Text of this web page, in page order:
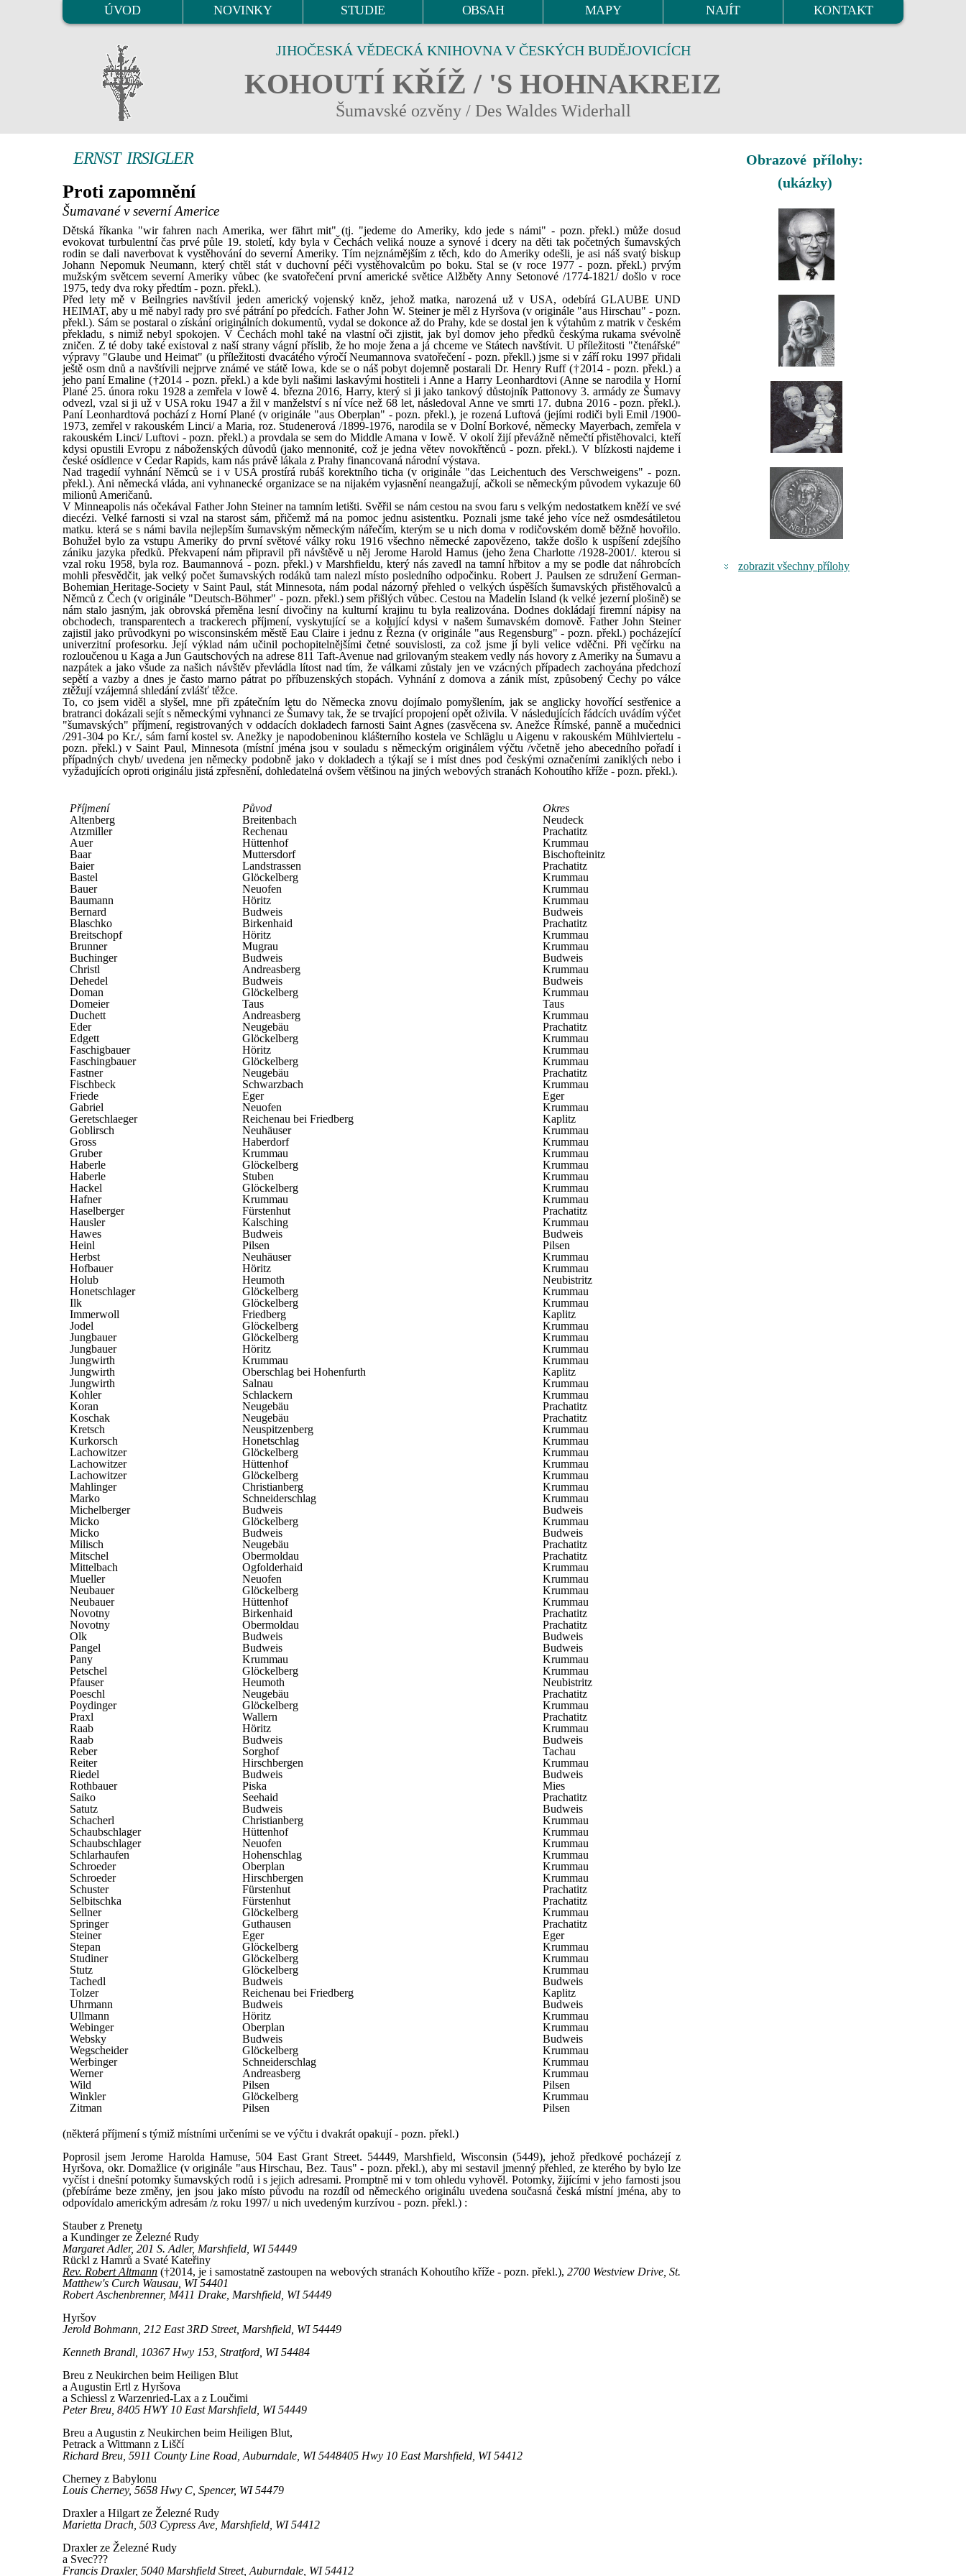
ÚVOD NOVINKY STUDIE OBSAH MAPY NAJÍT KONTAKT
JIHOČESKÁ VĚDECKÁ KNIHOVNA V ČESKÝCH BUDĚJOVICÍCH
KOHOUTÍ KŘÍŽ / 'S HOHNAKREIZ
Šumavské ozvěny / Des Waldes Widerhall
ERNST IRSIGLER
Proti zapomnění
Šumavané v severní Americe
Dětská říkanka "wir fahren nach Amerika, wer fährt mit" (tj. "jedeme do Ameriky, kdo jede s námi" - pozn. překl.) může dosud
evokovat turbulentní čas prvé půle 19. století, kdy byla v Čechách veliká nouze a synové i dcery na děti tak početných šumavských
rodin se dali naverbovat k vystěhování do severní Ameriky. Tím nejznámějším z těch, kdo do Ameriky odešli, je asi náš svatý biskup
Johann Nepomuk Neumann, který chtěl stát v duchovní péči vystěhovalcům po boku. Stal se (v roce 1977 - pozn. překl.) prvým
mužským světcem severní Ameriky vůbec (ke svatořečení první americké světice Alžběty Anny Setonové /1774-1821/ došlo v roce
1975, tedy dva roky předtím - pozn. překl.).
Před lety mě v Beilngries navštívil jeden americký vojenský kněz, jehož matka, narozená už v USA, odebírá GLAUBE UND
HEIMAT, aby u mě nabyl rady pro své pátrání po předcích. Father John W. Steiner je měl z Hyršova (v originále "aus Hirschau" - pozn.
překl.). Sám se postaral o získání originálních dokumentů, vydal se dokonce až do Prahy, kde se dostal jen k výtahům z matrik v českém
překladu, s nimiž nebyl spokojen. V Čechách mohl také na vlastní oči zjistit, jak byl domov jeho předků českýma rukama svévolně
zničen. Z té doby také existoval z naší strany vágní příslib, že ho moje žena a já chceme ve Státech navštívit. U příležitosti "čtenářské"
výpravy "Glaube und Heimat" (u příležitosti dvacátého výročí Neumannova svatořečení - pozn. překll.) jsme si v září roku 1997 přidali
ještě osm dnů a navštívili nejprve známé ve státě Iowa, kde se o náš pobyt dojemně postarali Dr. Henry Ruff (†2014 - pozn. překl.) a
jeho paní Emaline (†2014 - pozn. překl.) a kde byli našimi laskavými hostiteli i Anne a Harry Leonhardtovi (Anne se narodila v Horní
Plané 25. února roku 1928 a zemřela v Iowě 4. března 2016, Harry, který si ji jako tankový důstojník Pattonovy 3. armády ze Šumavy
odvezl, vzal si ji už v USA roku 1947 a žil v manželství s ní více než 68 let, následoval Anne ve smrti 17. dubna 2016 - pozn. překl.).
Paní Leonhardtová pochází z Horní Plané (v originále "aus Oberplan" - pozn. překl.), je rozená Luftová (jejími rodiči byli Emil /1900-
1973, zemřel v rakouském Linci/ a Maria, roz. Studenerová /1899-1976, narodila se v Dolní Borkové, německy Mayerbach, zemřela v
rakouském Linci/ Luftovi - pozn. překl.) a provdala se sem do Middle Amana v Iowě. V okolí žijí převážně němečtí přistěhovalci, kteří
kdysi opustili Evropu z náboženských důvodů (jako mennonité, což je jedna větev novokřtěnců - pozn. překl.). V blízkosti najdeme i
české osídlence v Cedar Rapids, kam nás právě lákala z Prahy financovaná národní výstava.
Nad tragedií vyhnání Němců se i v USA prostírá rubáš korektního ticha (v originále "das Leichentuch des Verschweigens" - pozn.
překl.). Ani německá vláda, ani vyhnanecké organizace se na nijakém vyjasnění neangažují, ačkoli se německým původem vykazuje 60
milionů Američanů.
V Minneapolis nás očekával Father John Steiner na tamním letišti. Svěřil se nám cestou na svou faru s velkým nedostatkem kněží ve své
diecézi. Velké farnosti si vzal na starost sám, přičemž má na pomoc jednu asistentku. Poznali jsme také jeho více než osmdesátiletou
matku. která se s námi bavila nejlepším šumavským německým nářečím, kterým se u nich doma v rodičovském domě běžně hovořilo.
Bohužel bylo za vstupu Ameriky do první světové války roku 1916 všechno německé zapovězeno, takže došlo k uspíšení zdejšího
zániku jazyka předků. Překvapení nám připravil při návštěvě u něj Jerome Harold Hamus (jeho žena Charlotte /1928-2001/. kterou si
vzal roku 1958, byla roz. Baumannová - pozn. překl.) v Marshfieldu, který nás zavedl na tamní hřbitov a my se podle dat náhrobcích
mohli přesvědčit, jak velký počet šumavských rodáků tam nalezl místo posledního odpočinku. Robert J. Paulsen ze sdružení German-
Bohemian Heritage-Society v Saint Paul, stát Minnesota, nám podal názorný přehled o velkých úspěších šumavských přistěhovalců a
Němců z Čech (v originále "Deutsch-Böhmer" - pozn. překl.) sem přišlých vůbec. Cestou na Madelin Island (k velké jezerní plošině) se
nám stalo jasným, jak obrovská přeměna lesní divočiny na kulturní krajinu tu byla realizována. Dodnes dokládají firemní nápisy na
obchodech, transparentech a trackerech příjmení, vyskytující se a kolující kdysi v našem šumavském domově. Father John Steiner
zajistil jako průvodkyni po wisconsinském městě Eau Claire i jednu z Řezna (v originále "aus Regensburg" - pozn. překl.) pocházející
univerzitní profesorku. Její výklad nám učinil pochopitelnějšími četné souvislosti, za což jsme jí byli velice vděčni. Při večírku na
rozloučenou u Kaga a Jun Gautschových na adrese 811 Taft-Avenue nad grilovaným steakem vedly nás hovory z Ameriky na Šumavu a
nazpátek a jako všude za našich návštěv převládla lítost nad tím, že válkami zůstaly jen ve vzácných případech zachována předchozí
sepětí a vazby a dnes je často marno pátrat po příbuzenských stopách. Vyhnání z domova a zánik míst, způsobený Čechy po válce
ztěžují vzájemná shledání zvlášť těžce.
To, co jsem viděl a slyšel, mne při zpátečním letu do Německa znovu dojímalo pomyšlením, jak se anglicky hovořící sestřenice a
bratranci dokázali sejít s německými vyhnanci ze Šumavy tak, že se trvající propojení opět oživila. V následujících řádcích uvádím výčet
"šumavských" příjmení, registrovaných v oddacích dokladech farnosti Saint Agnes (zasvěcena sv. Anežce Římské, panně a mučednici
/291-304 po Kr./, sám farní kostel sv. Anežky je napodobeninou klášterního kostela ve Schläglu u Aigenu v rakouském Mühlviertelu -
pozn. překl.) v Saint Paul, Minnesota (místní jména jsou v souladu s německým originálem výčtu /včetně jeho abecedního pořadí i
případných chyb/ uvedena jen německy podobně jako v dokladech a týkají se i míst dnes pod českými označeními zaniklých nebo i
vyžadujících oproti originálu jistá zpřesnění, dohledatelná ovšem většinou na jiných webových stranách Kohoutího kříže - pozn. překl.).
Příjmení
Altenberg
Atzmiller
Auer
Baar
Baier
Bastel
Bauer
Baumann
Bernard
Blaschko
Breitschopf
Brunner
Buchinger
Christl
Dehedel
Doman
Domeier
Duchett
Eder
Edgett
Faschigbauer
Faschingbauer
Fastner
Fischbeck
Friede
Gabriel
Geretschlaeger
Goblirsch
Gross
Gruber
Haberle
Haberle
Hackel
Hafner
Haselberger
Hausler
Hawes
Heinl
Herbst
Hofbauer
Holub
Honetschlager
Ilk
Immerwoll
Jodel
Jungbauer
Jungbauer
Jungwirth
Jungwirth
Jungwirth
Kohler
Koran
Koschak
Kretsch
Kurkorsch
Lachowitzer
Lachowitzer
Lachowitzer
Mahlinger
Marko
Michelberger
Micko
Micko
Milisch
Mitschel
Mittelbach
Mueller
Neubauer
Neubauer
Novotny
Novotny
Olk
Pangel
Pany
Petschel
Pfauser
Poeschl
Poydinger
Praxl
Raab
Raab
Reber
Reiter
Riedel
Rothbauer
Saiko
Satutz
Schacherl
Schaubschlager
Schaubschlager
Schlarhaufen
Schroeder
Schroeder
Schuster
Selbitschka
Sellner
Springer
Steiner
Stepan
Studiner
Stutz
Tachedl
Tolzer
Uhrmann
Ullmann
Webinger
Websky
Wegscheider
Werbinger
Werner
Wild
Winkler
Zitman
Původ
Breitenbach
Rechenau
Hüttenhof
Muttersdorf
Landstrassen
Glöckelberg
Neuofen
Höritz
Budweis
Birkenhaid
Höritz
Mugrau
Budweis
Andreasberg
Budweis
Glöckelberg
Taus
Andreasberg
Neugebäu
Glöckelberg
Höritz
Glöckelberg
Neugebäu
Schwarzbach
Eger
Neuofen
Reichenau bei Friedberg
Neuhäuser
Haberdorf
Krummau
Glöckelberg
Stuben
Glöckelberg
Krummau
Fürstenhut
Kalsching
Budweis
Pilsen
Neuhäuser
Höritz
Heumoth
Glöckelberg
Glöckelberg
Friedberg
Glöckelberg
Glöckelberg
Höritz
Krummau
Oberschlag bei Hohenfurth
Salnau
Schlackern
Neugebäu
Neugebäu
Neuspitzenberg
Honetschlag
Glöckelberg
Hüttenhof
Glöckelberg
Christianberg
Schneiderschlag
Budweis
Glöckelberg
Budweis
Neugebäu
Obermoldau
Ogfolderhaid
Neuofen
Glöckelberg
Hüttenhof
Birkenhaid
Obermoldau
Budweis
Budweis
Krummau
Glöckelberg
Heumoth
Neugebäu
Glöckelberg
Wallern
Höritz
Budweis
Sorghof
Hirschbergen
Budweis
Piska
Seehaid
Budweis
Christianberg
Hüttenhof
Neuofen
Hohenschlag
Oberplan
Hirschbergen
Fürstenhut
Fürstenhut
Glöckelberg
Guthausen
Eger
Glöckelberg
Glöckelberg
Glöckelberg
Budweis
Reichenau bei Friedberg
Budweis
Höritz
Oberplan
Budweis
Glöckelberg
Schneiderschlag
Andreasberg
Pilsen
Glöckelberg
Pilsen
Okres
Neudeck
Prachatitz
Krummau
Bischofteinitz
Prachatitz
Krummau
Krummau
Krummau
Budweis
Prachatitz
Krummau
Krummau
Budweis
Krummau
Budweis
Krummau
Taus
Krummau
Prachatitz
Krummau
Krummau
Krummau
Prachatitz
Krummau
Eger
Krummau
Kaplitz
Krummau
Krummau
Krummau
Krummau
Krummau
Krummau
Krummau
Prachatitz
Krummau
Budweis
Pilsen
Krummau
Krummau
Neubistritz
Krummau
Krummau
Kaplitz
Krummau
Krummau
Krummau
Krummau
Kaplitz
Krummau
Krummau
Prachatitz
Prachatitz
Krummau
Krummau
Krummau
Krummau
Krummau
Krummau
Krummau
Budweis
Krummau
Budweis
Prachatitz
Prachatitz
Krummau
Krummau
Krummau
Krummau
Prachatitz
Prachatitz
Budweis
Budweis
Krummau
Krummau
Neubistritz
Prachatitz
Krummau
Prachatitz
Krummau
Budweis
Tachau
Krummau
Budweis
Mies
Prachatitz
Budweis
Krummau
Krummau
Krummau
Krummau
Krummau
Krummau
Prachatitz
Prachatitz
Krummau
Prachatitz
Eger
Krummau
Krummau
Krummau
Budweis
Kaplitz
Budweis
Krummau
Krummau
Budweis
Krummau
Krummau
Krummau
Pilsen
Krummau
Pilsen
(některá příjmení s týmiž místními určeními se ve výčtu i dvakrát opakují - pozn. překl.)
Poprosil jsem Jerome Harolda Hamuse, 504 East Grant Street. 54449, Marshfield, Wisconsin (5449), jehož předkové pocházejí z
Hyršova, okr. Domažlice (v originále "aus Hirschau, Bez. Taus" - pozn. překl.), aby mi sestavil jmenný přehled, ze kterého by bylo lze
vyčíst i dnešní potomky šumavských rodů i s jejich adresami. Promptně mi v tom ohledu vyhověl. Potomky, žijícími v jeho farnosti jsou
(přebíráme beze změny, jen jsou jako místo původu na rozdíl od německého originálu uvedena současná česká místní jména, aby to
odpovídalo americkým adresám /z roku 1997/ u nich uvedeným kurzívou - pozn. překl.) :
Stauber z Prenetu
a Kundinger ze Železné Rudy
Margaret Adler, 201 S. Adler, Marshfield, WI 54449
Rückl z Hamrů a Svaté Kateřiny
Rev. Robert Altmann (†2014, je i samostatně zastoupen na webových stranách Kohoutího kříže - pozn. překl.), 2700 Westview Drive, St.
Matthew's Curch Wausau, WI 54401
Robert Aschenbrenner, M411 Drake, Marshfield, WI 54449
Hyršov
Jerold Bohmann, 212 East 3RD Street, Marshfield, WI 54449
Kenneth Brandl, 10367 Hwy 153, Stratford, WI 54484
Breu z Neukirchen beim Heiligen Blut
a Augustin Ertl z Hyršova
a Schiessl z Warzenried-Lax a z Loučimi
Peter Breu, 8405 HWY 10 East Marshfield, WI 54449
Breu a Augustin z Neukirchen beim Heiligen Blut,
Petrack a Wittmann z Liščí
Richard Breu, 5911 County Line Road, Auburndale, WI 5448405 Hwy 10 East Marshfield, WI 54412
Cherney z Babylonu
Louis Cherney, 5658 Hwy C, Spencer, WI 54479
Draxler a Hilgart ze Železné Rudy
Marietta Drach, 503 Cypress Ave, Marshfield, WI 54412
Draxler ze Železné Rudy
a Svec???
Francis Draxler, 5040 Marshfield Street, Auburndale, WI 54412
Obrazové přílohy:
(ukázky)
zobrazit všechny přílohy